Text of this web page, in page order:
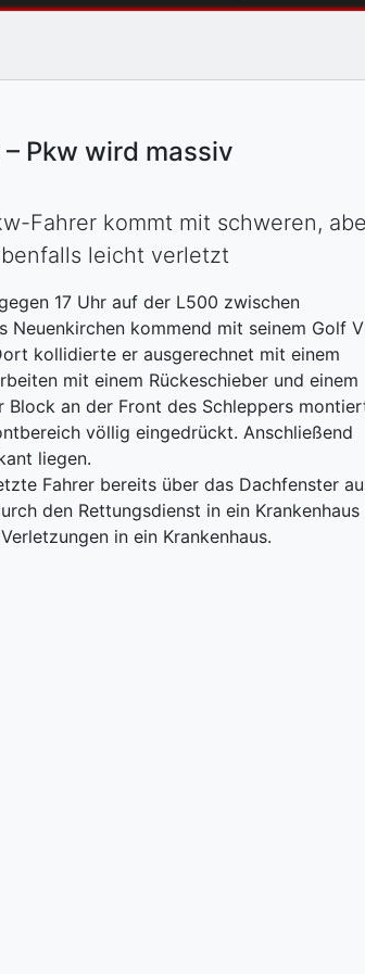
Pkw wird massiv
Fahrer kommt mit schweren,
leicht verletzt
17 Uhr auf der L500 zwischen
Neuenkirchen kommend mit seinem Golf
kollidierte er ausgerechnet mit einem
mit einem Rückeschieber und einem
an der Front des Schleppers
völlig eingedrückt. Anschließend
liegen.
Fahrer bereits über das Dachfenster
den Rettungsdienst in ein Krankenhaus
in ein Krankenhaus.